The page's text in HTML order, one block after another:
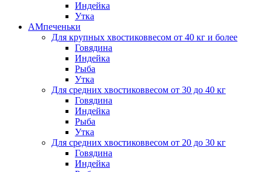
Индейка
Утка
АМпеченьки
Для крупных хвостиковвесом от 40 кг и более
Говядина
Индейка
Рыба
Утка
Для средних хвостиковвесом от 30 до 40 кг
Говядина
Индейка
Рыба
Утка
Для средних хвостиковвесом от 20 до 30 кг
Говядина
Индейка